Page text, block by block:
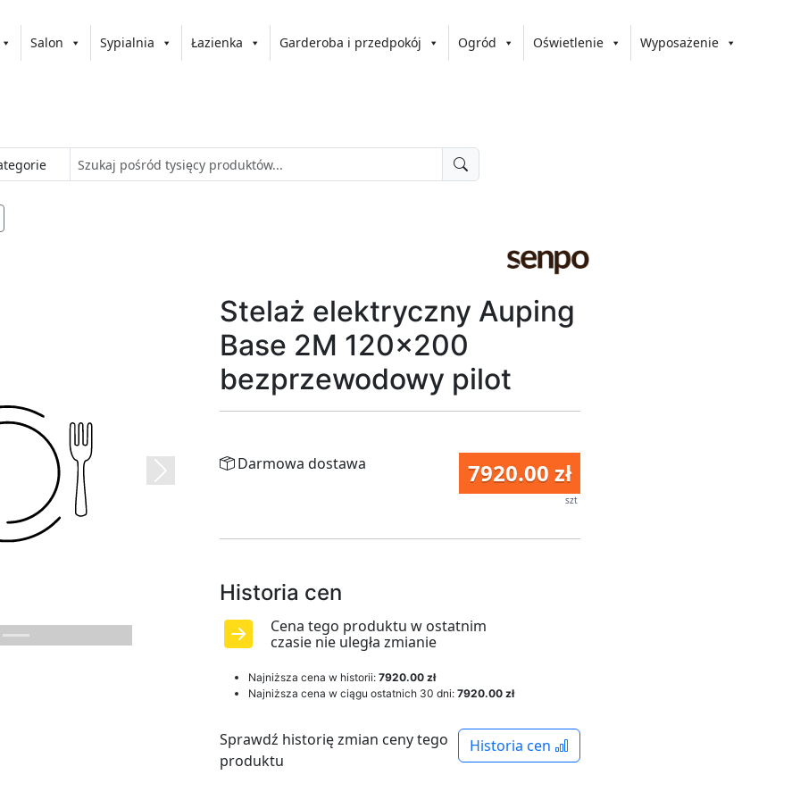
Salon Sypialnia Łazienka Garderoba i przedpokój Ogród Oświetlenie Wyposażenie
Next
Stelaż elektryczny Auping
Base 2M 120x200
bezprzewodowy pilot
7920.00 zł
szt
Darmowa dostawa
Historia cen
Cena tego produktu w ostatnim
czasie nie uległa zmianie
Najniższa cena w historii: 7920.00 zł
Najniższa cena w ciągu ostatnich 30 dni: 7920.00 zł
Historia cen
Sprawdź historię zmian ceny tego
produktu